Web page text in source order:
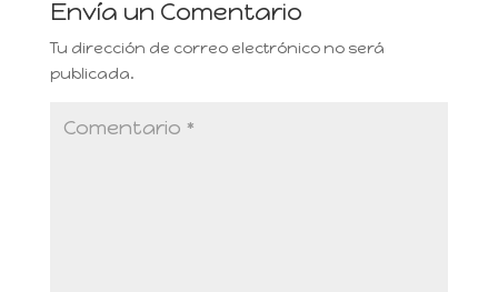
Envía un Comentario
Tu dirección de correo electrónico no será
publicada.